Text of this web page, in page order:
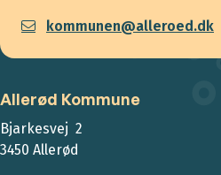
kommunen@alleroed.dk
Allerød Kommune
Bjarkesvej 2
3450 Allerød